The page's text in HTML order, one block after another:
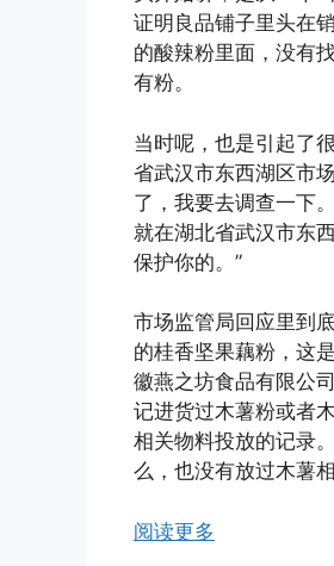
证明良品铺子里头在
的酸辣粉里面，没有
有粉。
当时呢，也是引起了
省武汉市东西湖区市
了，我要去调查一下
就在湖北省武汉市东
保护你的。”
市场监管局回应里到
的桂香坚果藕粉，这
徽燕之坊食品有限公
记进货过木薯粉或者
相关物料投放的记录
么，也没有放过木薯
阅读更多